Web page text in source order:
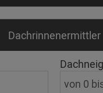
Dachrinnen­ermittler